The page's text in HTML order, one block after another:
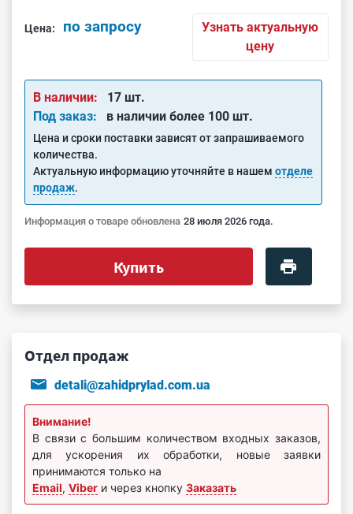
Цена: по запросу
Узнать актуальную
цену
В наличии:
17 шт.
Под заказ:
в наличии более 100 шт.
Цена и сроки поставки зависят от запрашиваемого
количества.
Актуальную информацию уточняйте в нашем отделе
продаж.
Информация о товаре обновлена 28 июля 2026 года.
Купить
Отдел продаж
detali@zahidprylad.com.ua
Внимание!
В связи с большим количеством входных заказов,
для ускорения их обработки, новые заявки
принимаются только на
Email, Viber и через кнопку Заказать